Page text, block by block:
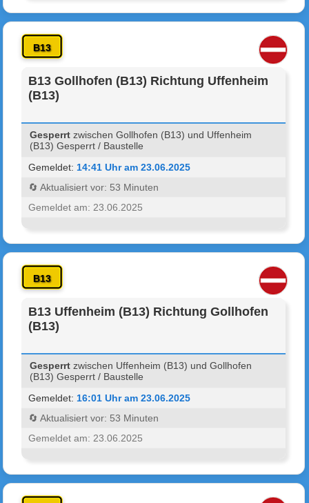
B13
B13 Gollhofen (B13) Richtung Uffenheim
(B13)
Gesperrt zwischen Gollhofen (B13) und Uffenheim
(B13) Gesperrt / Baustelle
Gemeldet: 14:41 Uhr am 23.06.2025
🔄 Aktualisiert vor: 53 Minuten
Gemeldet am: 23.06.2025
B13
B13 Uffenheim (B13) Richtung Gollhofen
(B13)
Gesperrt zwischen Uffenheim (B13) und Gollhofen
(B13) Gesperrt / Baustelle
Gemeldet: 16:01 Uhr am 23.06.2025
🔄 Aktualisiert vor: 53 Minuten
Gemeldet am: 23.06.2025